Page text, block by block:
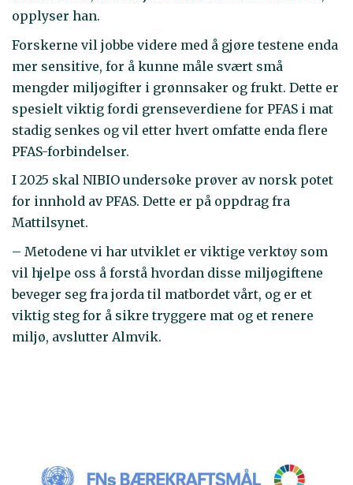
opplyser han.
Forskerne vil jobbe videre med å gjøre testene enda
mer sensitive, for å kunne måle svært små
mengder miljøgifter i grønnsaker og frukt. Dette er
spesielt viktig fordi grenseverdiene for PFAS i mat
stadig senkes og vil etter hvert omfatte enda flere
PFAS-forbindelser.
I 2025 skal NIBIO undersøke prøver av norsk potet
for innhold av PFAS. Dette er på oppdrag fra
Mattilsynet.
– Metodene vi har utviklet er viktige verktøy som
vil hjelpe oss å forstå hvordan disse miljøgiftene
beveger seg fra jorda til matbordet vårt, og er et
viktig steg for å sikre tryggere mat og et renere
miljø, avslutter Almvik.